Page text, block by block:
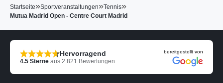
Startseite»Sportveranstaltungen»Tennis»
Mutua Madrid Open - Centre Court Madrid
Hervorragend
4.5 Sterne aus 2.821 Bewertungen
bereitgestellt von